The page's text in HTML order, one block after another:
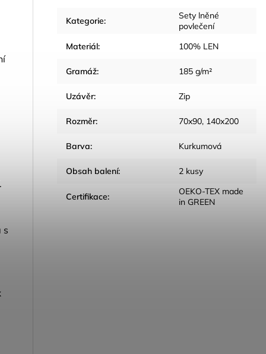
s
Kategorie:
Sety lněné
povlečení
Materiál: 100% LEN
Gramáž: 185 g/m²
Uzávěr: Zip
Rozměr: 70x90, 140x200
Barva: Kurkumová
Obsah balení: 2 kusy
Certifikace:
OEKO-TEX made
in GREEN